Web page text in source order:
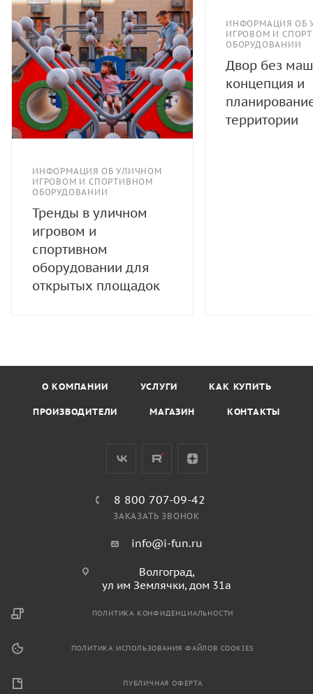
ИНФОРМАЦИЯ ОБ УЛИЧНОМ
ИГРОВОМ И СПОРТИВНОМ
ОБОРУДОВАНИИ
Тренды в уличном
игровом и
спортивном
оборудовании для
открытых площадок
ИНФОРМАЦИЯ ОБ
ИГРОВОМ И
ОБОРУДОВАНИИ
Двор без
концепция и
территории
О КОМПАНИИ УСЛУГИ КАК КУПИТЬ
ПРОИЗВОДИТЕЛИ МАГАЗИН КОНТАКТЫ
8 800 707-09-42
ЗАКАЗАТЬ ЗВОНОК
info@i-fun.ru
Волгоград,
ул им Землячки, дом 31а
ПОЛИТИКА КОНФИДЕНЦИАЛЬНОСТИ
ПОЛИТИКА ИСПОЛЬЗОВАНИЯ ФАЙЛОВ COOKIES
ПУБЛИЧНАЯ ОФЕРТА